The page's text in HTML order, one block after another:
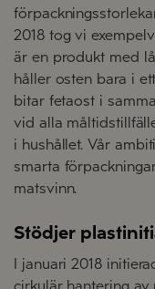
2018 tog vi
är en produkt med
håller osten bara i
bitar fetaost i
vid alla
i hushållet. Vår
smarta
matsvinn.
Stödjer
I januari 2018